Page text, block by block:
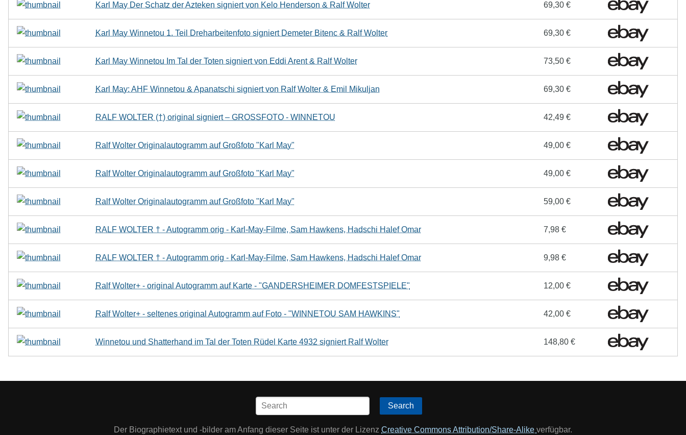
Karl May Der Schatz der Azteken signiert von Kelo Henderson & Ralf Wolter 69,30 €
Karl May Winnetou 1. Teil Dreharbeitenfoto signiert Demeter Bitenc & Ralf Wolter 69,30 €
Karl May Winnetou Im Tal der Toten signiert von Eddi Arent & Ralf Wolter 73,50 €
Karl May: AHF Winnetou & Apanatschi signiert von Ralf Wolter & Emil Mikuljan 69,30 €
RALF WOLTER (†) original signiert – GROSSFOTO - WINNETOU 42,49 €
Ralf Wolter Originalautogramm auf Großfoto "Karl May" 49,00 €
Ralf Wolter Originalautogramm auf Großfoto "Karl May" 49,00 €
Ralf Wolter Originalautogramm auf Großfoto "Karl May" 59,00 €
RALF WOLTER † - Autogramm orig - Karl-May-Filme, Sam Hawkens, Hadschi Halef Omar 7,98 €
RALF WOLTER † - Autogramm orig - Karl-May-Filme, Sam Hawkens, Hadschi Halef Omar 9,98 €
Ralf Wolter+ - original Autogramm auf Karte - "GANDERSHEIMER DOMFESTSPIELE" 12,00 €
Ralf Wolter+ - seltenes original Autogramm auf Foto - "WINNETOU SAM HAWKINS" 42,00 €
Winnetou und Shatterhand im Tal der Toten Rüdel Karte 4932 signiert Ralf Wolter 148,80 €
Search
Der Biographietext und -bilder am Anfang dieser Seite ist unter der Lizenz Creative Commons Attribution/Share-Alike verfügbar.